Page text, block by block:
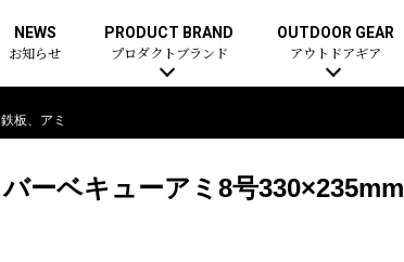
NEWS
お知らせ
PRODUCT BRAND
プロダクトブランド
OUTDOOR GEAR
アウトドアギア
鉄板、アミ
ーベキューアミ8号330×235mm